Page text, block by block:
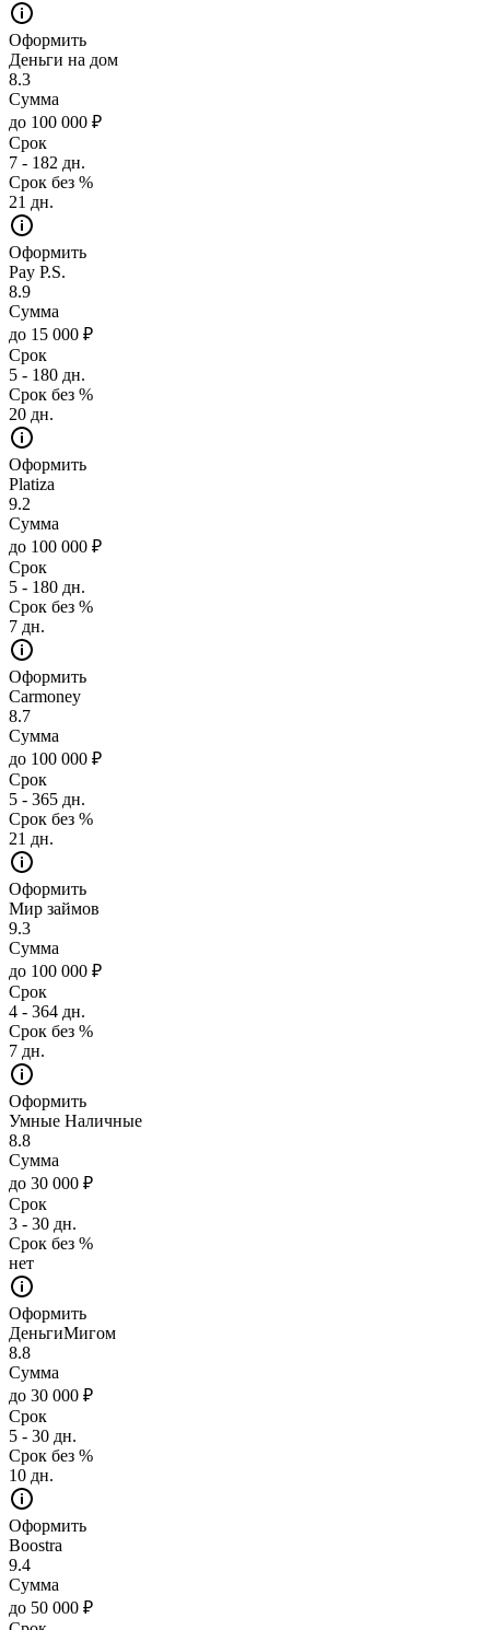
Оформить
Деньги на дом
8.3
Сумма
до 100 000 ₽
Срок
7 - 182 дн.
Срок без %
21 дн.
Оформить
Pay P.S.
8.9
Сумма
до 15 000 ₽
Срок
5 - 180 дн.
Срок без %
20 дн.
Оформить
Platiza
9.2
Сумма
до 100 000 ₽
Срок
5 - 180 дн.
Срок без %
7 дн.
Оформить
Carmoney
8.7
Сумма
до 100 000 ₽
Срок
5 - 365 дн.
Срок без %
21 дн.
Оформить
Мир займов
9.3
Сумма
до 100 000 ₽
Срок
4 - 364 дн.
Срок без %
7 дн.
Оформить
Умные Наличные
8.8
Сумма
до 30 000 ₽
Срок
3 - 30 дн.
Срок без %
нет
Оформить
ДеньгиМигом
8.8
Сумма
до 30 000 ₽
Срок
5 - 30 дн.
Срок без %
10 дн.
Оформить
Boostra
9.4
Сумма
до 50 000 ₽